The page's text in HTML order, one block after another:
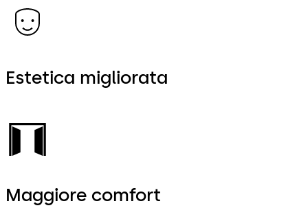
Estetica migliorata
Maggiore comfort